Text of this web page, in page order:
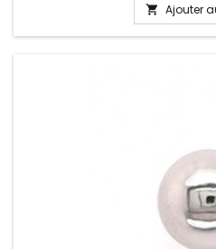
 Ajouter